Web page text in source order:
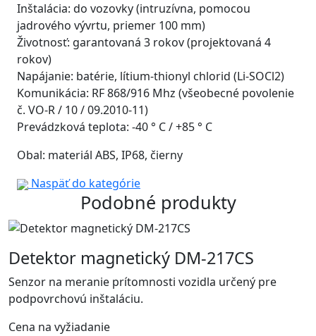
Inštalácia: do vozovky (intruzívna, pomocou
jadrového vývrtu, priemer 100 mm)
Životnosť: garantovaná 3 rokov (projektovaná 4
rokov)
Napájanie: batérie, lítium-thionyl chlorid (Li-SOCl2)
Komunikácia: RF 868/916 Mhz (všeobecné povolenie
č. VO-R / 10 / 09.2010-11)
Prevádzková teplota: -40 ° C / +85 ° C
Obal: materiál ABS, IP68, čierny
Naspäť do kategórie
Podobné produkty
Detektor magnetický DM-217CS
Senzor na meranie prítomnosti vozidla určený pre
podpovrchovú inštaláciu.
Cena na vyžiadanie